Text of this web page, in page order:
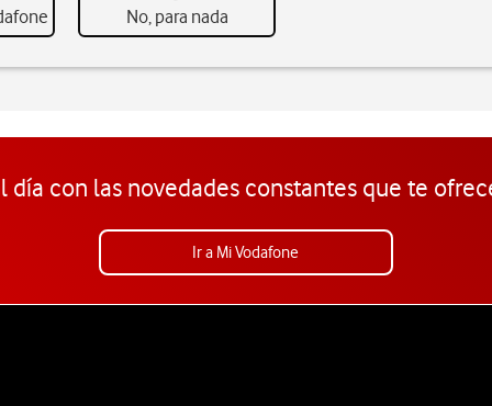
No, para nada
día con las novedades constantes que te
Ir a Mi Vodafone